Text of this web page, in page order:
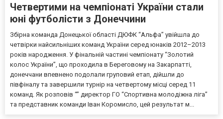
Четвертими на чемпіонаті України стали
юні футболісти з Донеччини
Збірна команда Донецької області ДЮФК “Альфа” увійшла до
четвірки найсильніших команд України серед юнаків 2012–2013
років народження. У фінальній частині чемпіонату “Золотий
колос України”, що проходила в Береговому на Закарпатті,
донеччани впевнено подолали груповий етап, дійшли до
півфіналу та завершили турнір на четвертому місці серед 11
команд. Як розповів “” директор ГО “Спортивна молодіжна ліга”
та представник команди Іван Коромисло, цей результат м...